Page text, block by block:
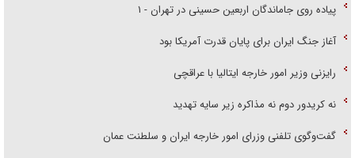
پیاده روی جاماندگان اربعین حسینی در تهران - ۱
آغاز جنگ ایران برای پایان قدرت آمریکا بود
رایزنی وزیر امور خارجه ایتالیا با عراقچی
نه کریدور دوم نه مذاکره زیر سایه تهدید
گفت‌وگوی تلفنی وزرای امور خارجه ایران و سلطنت عمان